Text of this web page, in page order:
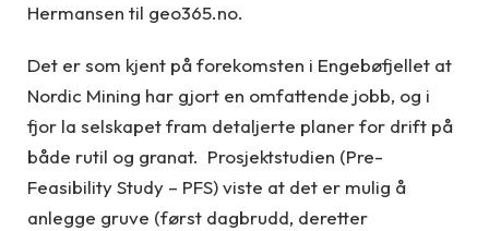
Hermansen til geo365.no.
Det er som kjent på forekomsten i Engebøfjellet at
Nordic Mining har gjort en omfattende jobb, og i
fjor la selskapet fram detaljerte planer for drift på
både rutil og granat. Prosjektstudien (Pre-
Feasibility Study – PFS) viste at det er mulig å
anlegge gruve (først dagbrudd, deretter